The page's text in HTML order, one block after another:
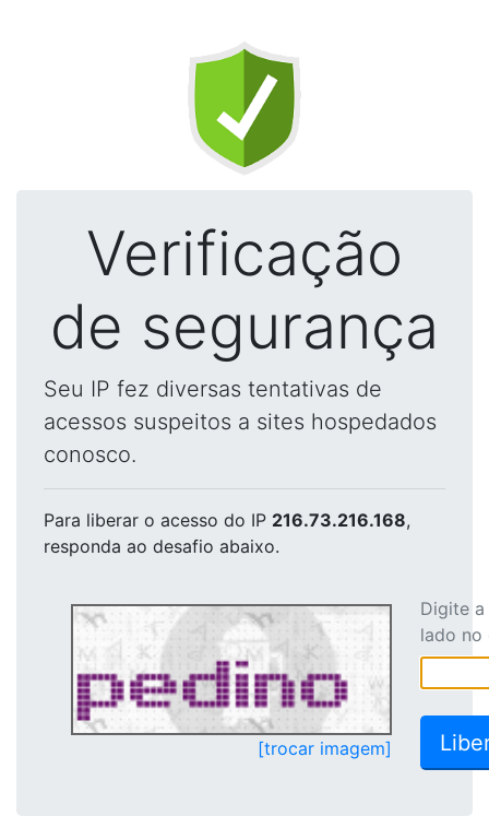
Verificação
de segurança
Seu IP fez diversas tentativas de
acessos suspeitos a sites hospedados
conosco.
Para liberar o acesso do IP 216.73.216.168,
responda ao desafio abaixo.
[trocar imagem]
Digite
lado no